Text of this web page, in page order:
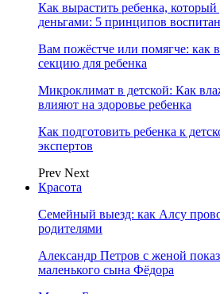
Как вырастить ребенка, который
деньгами: 5 принципов
Вам пожёстче или помягче: как
секцию для ребенка
Микроклимат в детской: Как
влияют на здоровье ребенка
Как подготовить ребенка к
экспертов
Prev Next
Красота
Семейный выезд: как Алсу
родителями
Александр Петров с женой
маленького сына Фёдора